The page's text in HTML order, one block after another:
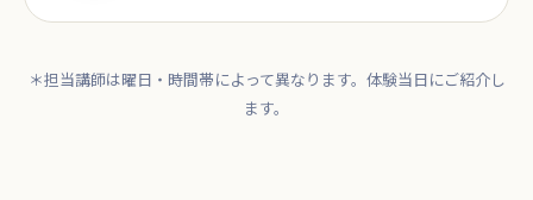
＊担当講師は曜日・時間帯によって異なります。体験当日にご紹介し
ます。